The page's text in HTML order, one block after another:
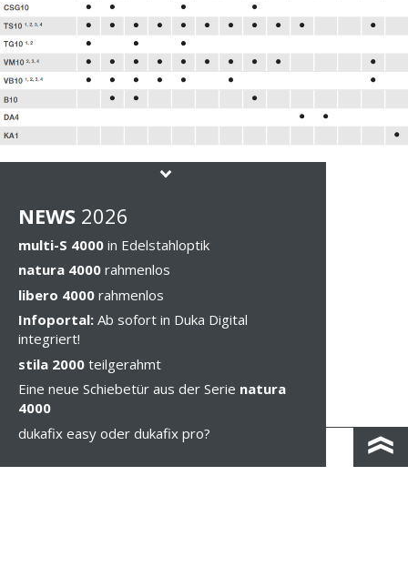
NEWS 2026
multi-S 4000 in Edelstahloptik
natura 4000 rahmenlos
libero 4000 rahmenlos
Infoportal: Ab sofort in Duka Digital
integriert!
stila 2000 teilgerahmt
Eine neue Schiebetür aus der Serie natura
4000
dukafix easy oder dukafix pro?